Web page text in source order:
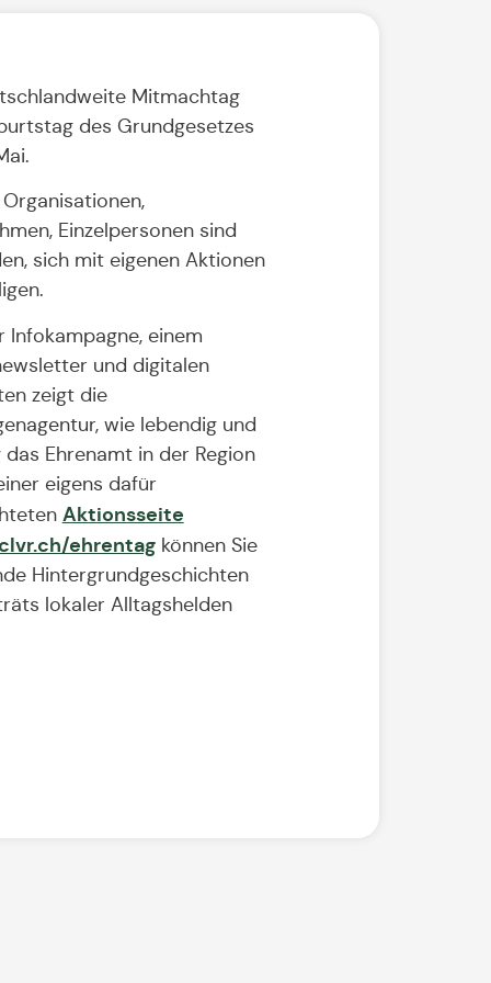
Mitmachtag
des Grundgesetzes
Einzelpersonen sind
sich mit eigenen Aktionen
Infokampagne, einem
und digitalen
zeigt die
wie lebendig und
Ehrenamt in der Region
eigens dafür
Aktionsseite
ehrentagkönnen Sie
Hintergrundgeschichten
lokaler Alltagshelden